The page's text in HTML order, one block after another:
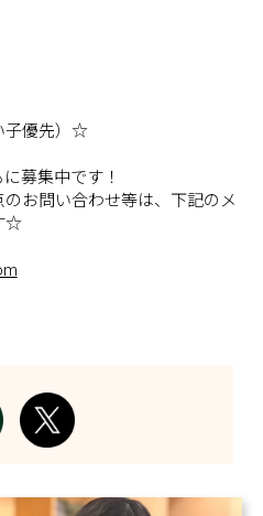
子優先）☆
募集中です！
お問い合わせ等は、下記のメ
☆